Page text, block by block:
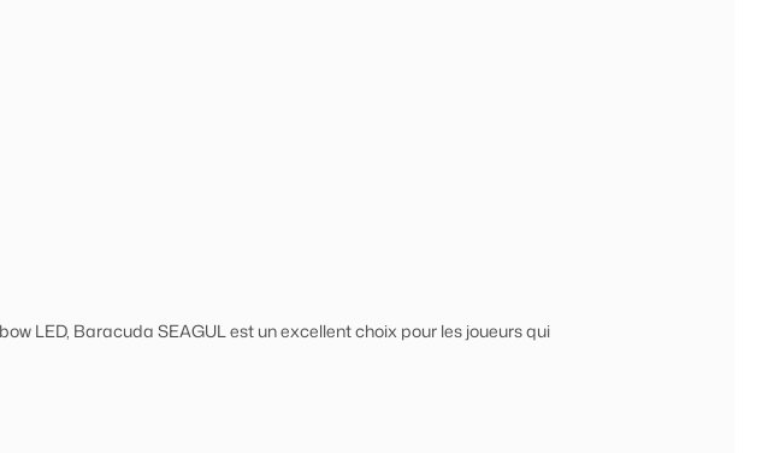
LED, Baracuda SEAGUL est un excellent choix pour les joueurs qui